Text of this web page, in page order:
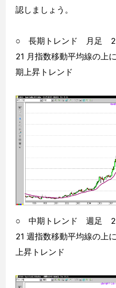
認しましょう。
○ 長期トレンド 月足 21
21 月指数移動平均線の上
期上昇トレンド
○ 中期トレンド 週足 21
21 週指数移動平均線の上
上昇トレンド